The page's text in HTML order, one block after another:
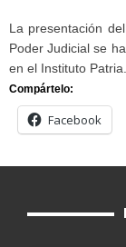
La presentación
Poder Judicial se
en el Instituto Patria.
Compártelo:
Facebook